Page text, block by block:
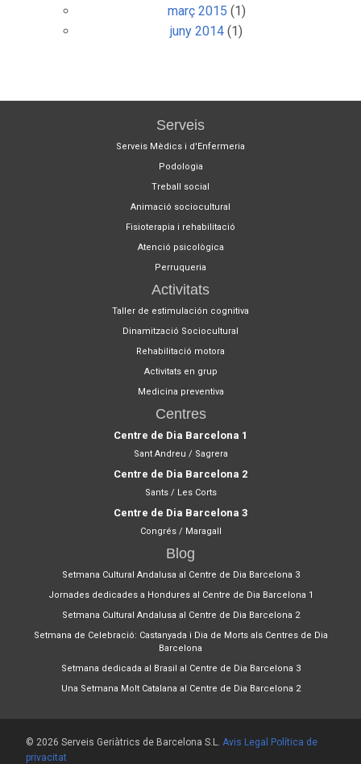
març 2015 (1)
juny 2014 (1)
Serveis
Serveis Mèdics i d'Enfermeria
Podologia
Treball social
Animació sociocultural
Fisioterapia i rehabilitació
Atenció psicològica
Perruqueria
Activitats
Taller de estimulación cognitiva
Dinamització Sociocultural
Rehabilitació motora
Activitats en grup
Medicina preventiva
Centres
Centre de Dia Barcelona 1
Sant Andreu / Sagrera
Centre de Dia Barcelona 2
Sants / Les Corts
Centre de Dia Barcelona 3
Congrés / Maragall
Blog
Setmana Cultural Andalusa al Centre de Dia Barcelona 3
Jornades dedicades a Hondures al Centre de Dia Barcelona 1
Setmana Cultural Andalusa al Centre de Dia Barcelona 2
Setmana de Celebració: Castanyada i Dia de Morts als Centres de Dia
Barcelona
Setmana dedicada al Brasil al Centre de Dia Barcelona 3
Una Setmana Molt Catalana al Centre de Dia Barcelona 2
© 2026 Serveis Geriàtrics de Barcelona S.L. Avis Legal
Política de
privacitat